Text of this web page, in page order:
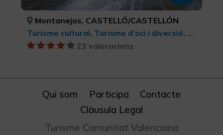
Montanejos, CASTELLÓ/CASTELLÓN
Turisme cultural, Turisme d'oci i diversió, Turisme esportiu, Turisme actiu-aventura, Ruta del Grial, Senderisme
23 valoracions
Qui som Participa
Contacte
Clàusula Legal
Turisme Comunitat Valenciana